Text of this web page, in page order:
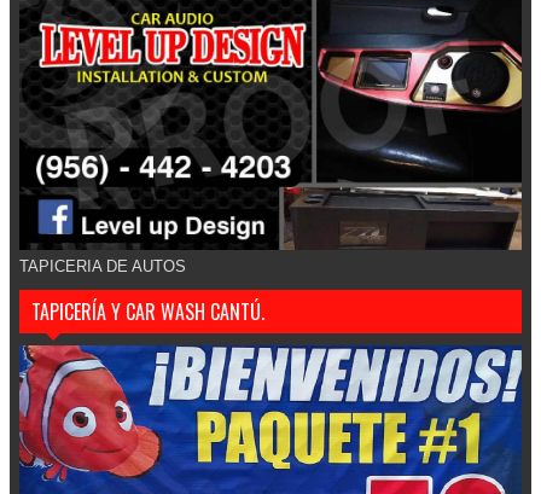
TAPICERIA DE AUTOS
TAPICERÍA Y CAR WASH CANTÚ.